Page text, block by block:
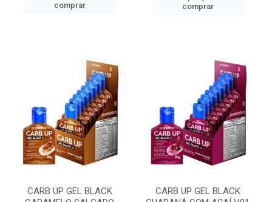
comprar
comprar
CARB UP GEL BLACK
CARB UP GEL BLACK